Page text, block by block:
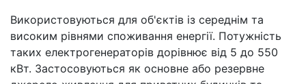
Використовуються для об'єктів із середнім та
високим рівнями споживання енергії. Потужність
таких електрогенераторів дорівнює від 5 до 550
кВт. Застосовуються як основне або резервне